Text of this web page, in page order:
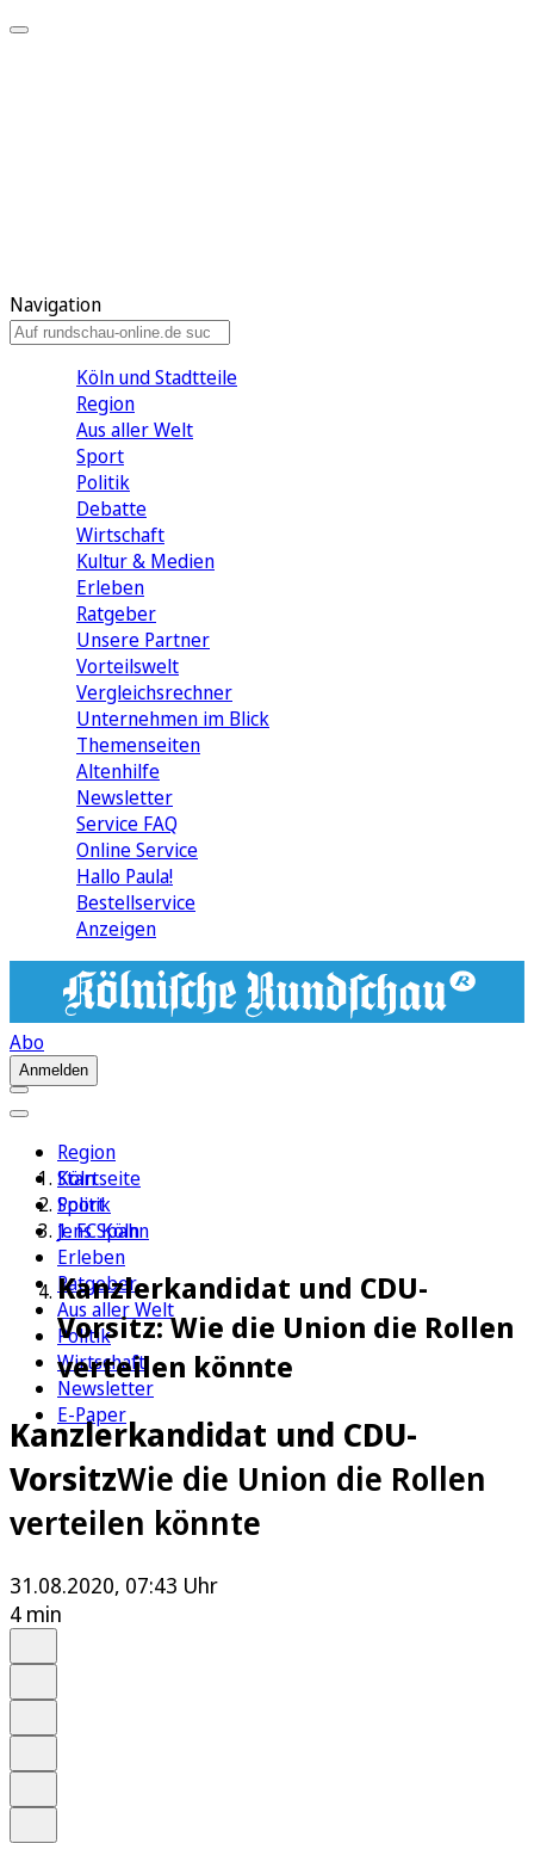
Navigation
Köln und Stadtteile
Region
Aus aller Welt
Sport
Politik
Debatte
Wirtschaft
Kultur & Medien
Erleben
Ratgeber
Unsere Partner
Vorteilswelt
Vergleichsrechner
Unternehmen im Blick
Themenseiten
Altenhilfe
Newsletter
Service FAQ
Online Service
Hallo Paula!
Bestellservice
Anzeigen
Abo
Anmelden
Region
Köln
Sport
1. FC Köln
Erleben
Ratgeber
Aus aller Welt
Politik
Wirtschaft
Newsletter
E-Paper
Startseite
Politik
Jens Spahn
Kanzlerkandidat und CDU-
Vorsitz: Wie die Union die Rollen
verteilen könnte
Kanzlerkandidat und CDU-
VorsitzWie die Union die Rollen
verteilen könnte
31.08.2020, 07:43 Uhr
4 min